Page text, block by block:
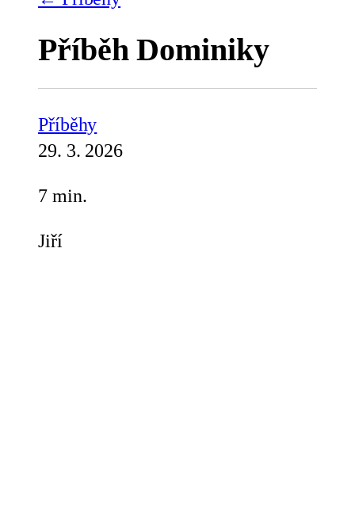
Příběh Dominiky
Příběhy
29. 3. 2026
7 min.
Jiří